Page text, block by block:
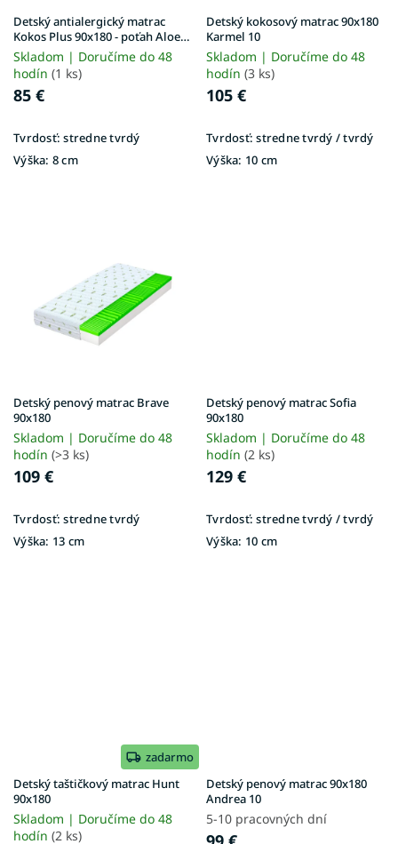
u
k
t
o
v
Detský antialergický matrac
Kokos Plus 90x180 - poťah Aloe
Vera
Skladom | Doručíme do 48
hodín (1 ks)
85 €
Tvrdosť: stredne tvrdý
Výška: 8 cm
Detský kokosový matrac 90x180
Karmel 10
Skladom | Doručíme do 48
hodín (3 ks)
105 €
Tvrdosť: stredne tvrdý / tvrdý
Výška: 10 cm
Detský penový matrac Brave
90x180
Skladom | Doručíme do 48
hodín (>3 ks)
109 €
Tvrdosť: stredne tvrdý
Výška: 13 cm
Detský penový matrac Sofia
90x180
Skladom | Doručíme do 48
hodín (2 ks)
129 €
Tvrdosť:stredne tvrdý / tvrdý
Výška: 10 cm
zadarmo
Detský taštičkový matrac Hunt
90x180
Skladom | Doručíme do 48
hodín (2 ks)
Detský penový matrac 90x180
Andrea 10
5-10 pracovných dní